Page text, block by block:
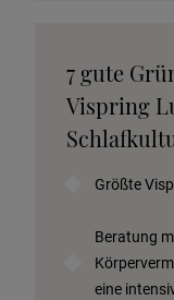
7 gute
Vispring
Größte
Beratung
eine